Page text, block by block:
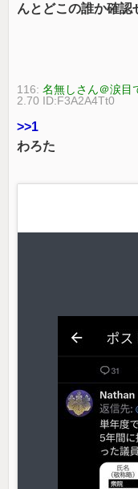
んとどこの誰か確
116:名無しさん＠涙目
2.70 ID:F3A2A4Tt0
>>1
わろた